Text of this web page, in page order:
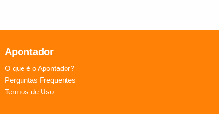
Apontador
O que é o Apontador?
Perguntas Frequentes
Termos de Uso